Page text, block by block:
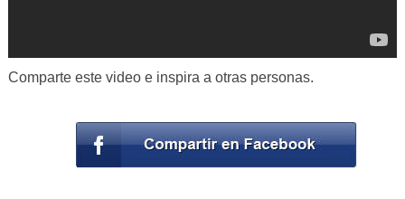
Comparte este video e inspira a otras personas.